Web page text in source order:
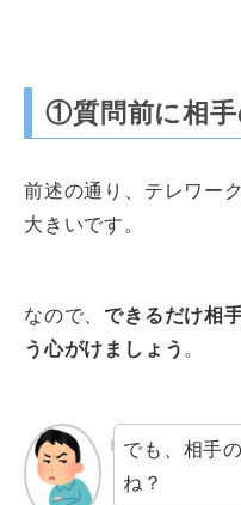
①質問前に相
前述の通り、テレワー
大きいです。
なので、できるだけ相
う心がけましょう 。
でも、相手
ね？